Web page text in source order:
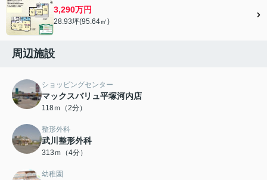
3,290万円
28.93坪(95.64㎡)
周辺施設
ショッピングセンター
マックスバリュ平塚河内店
118ｍ（2分）
整形外科
武川整形外科
313ｍ（4分）
幼稚園